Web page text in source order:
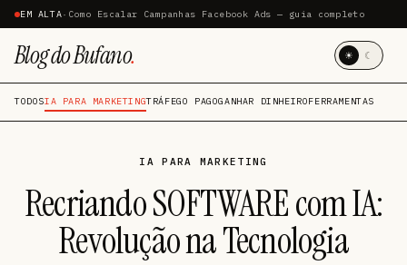
EM ALTA· Como Escalar Campanhas Facebook Ads — guia completo
Blog do Bufano. ☀ ☾
TODOSIA PARA MARKETINGTRÁFEGO PAGOGANHAR DINHEIROFERRAMENTAS
IA PARA MARKETING
Recriando SOFTWARE com IA:
Revolução na Tecnologia